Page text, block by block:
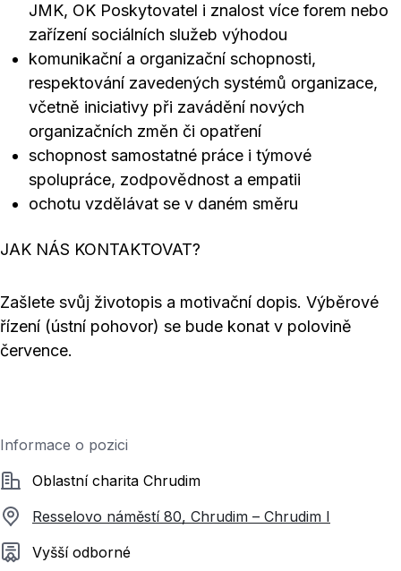
JMK, OK Poskytovatel i znalost více forem nebo
zařízení sociálních služeb výhodou
komunikační a organizační schopnosti,
respektování zavedených systémů organizace,
včetně iniciativy při zavádění nových
organizačních změn či opatření
schopnost samostatné práce i týmové
spolupráce, zodpovědnost a empatii
ochotu vzdělávat se v daném směru
JAK NÁS KONTAKTOVAT?
Zašlete svůj životopis a motivační dopis. Výběrové
řízení (ústní pohovor) se bude konat v polovině
července.
Informace o pozici
SpolečnostOblastní charita Chrudim
Resselovo náměstí 80, Chrudim – Chrudim I
Požadované vzdělání
Vyšší odborné